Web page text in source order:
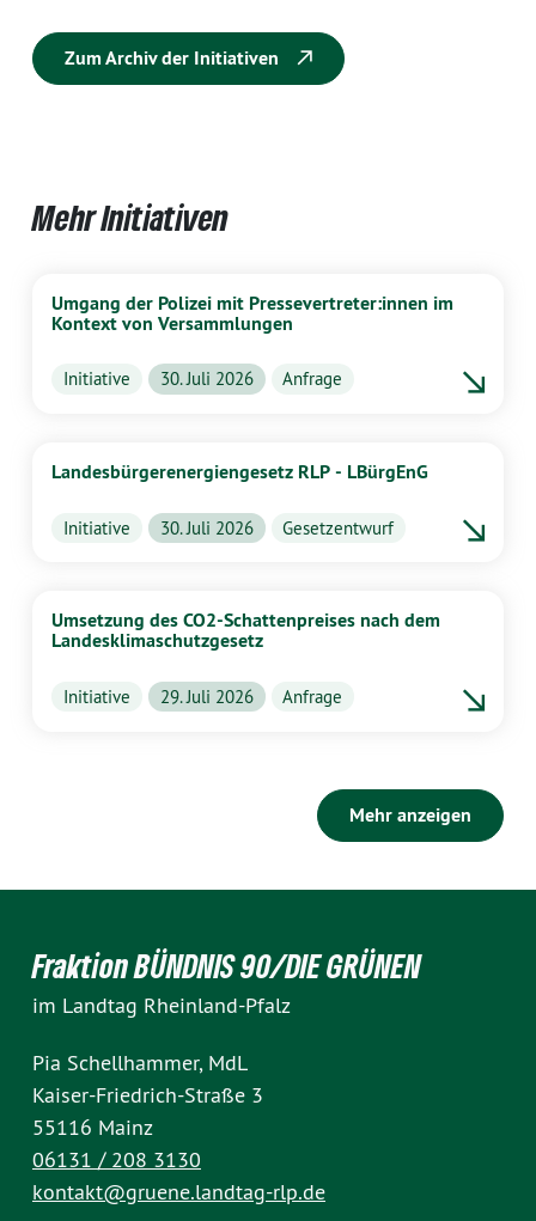
Zum Archiv der Initiativen
Mehr Initiativen
Umgang der Polizei mit Pressevertreter:innen im
Kontext von Versammlungen
Initiative 30. Juli 2026 Anfrage
Landesbürgerenergiengesetz RLP - LBürgEnG
Initiative 30. Juli 2026 Gesetzentwurf
Umsetzung des CO2-Schattenpreises nach dem
Landesklimaschutzgesetz
Initiative 29. Juli 2026 Anfrage
Mehr anzeigen
Fraktion BÜNDNIS 90/DIE GRÜNEN
im Landtag Rheinland-Pfalz
Pia Schellhammer, MdL
Kaiser-Friedrich-Straße 3
55116 Mainz
06131 / 208 3130
kontakt@gruene.landtag-rlp.de